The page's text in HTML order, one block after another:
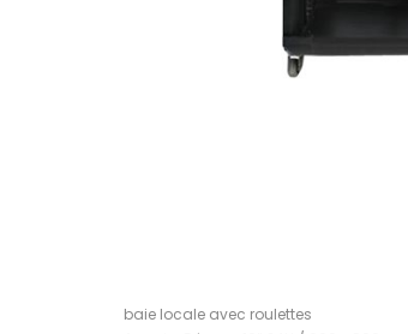
baie locale avec roulettes